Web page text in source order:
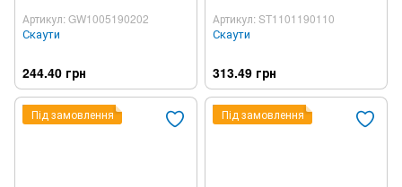
Артикул: GW1005190202
Скаути
244.40 грн
Артикул: ST1101190110
Скаути
313.49 грн
Під замовлення Під замовлення